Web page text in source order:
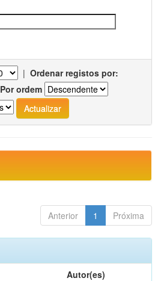
| Ordenar registos por:
Por ordem
Anterior 1 Próxima
Autor(es)